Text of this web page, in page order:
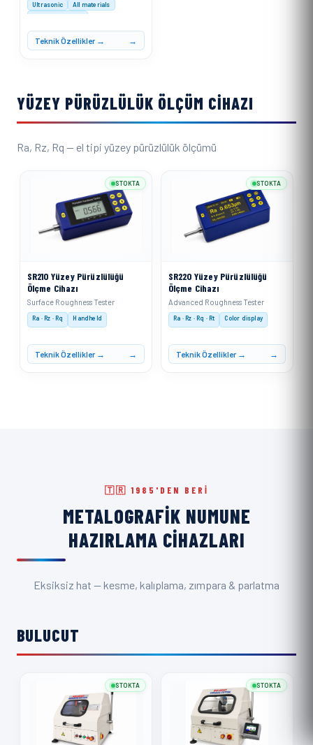
Ultrasonic
All materials
0.1mm resolution
Teknik Özellikler →
YÜZEY PÜRÜZLÜLÜK ÖLÇÜM CIHAZI
Ra, Rz, Rq — el tipi yüzey pürüzlülük ölçümü
SR210 Yüzey Pürüzlülüğü
Ölçme Cihazı
Surface Roughness Tester
Ra · Rz · Rq Handheld
Teknik Özellikler →
STOKTA
SR220 Yüzey Pürüzlülüğü
Ölçme Cihazı
Advanced Roughness Tester
Ra · Rz · Rq · Rt Color display
Teknik Özellikler →
STOKTA
🇹🇷 1985'DEN BERI
METALOGRAFIK NUMUNE
HAZIRLAMA CIHAZLARI
Eksiksiz hat — kesme, kalıplama, zımpara & parlatma
BULUCUT
STOKTA STOKTA